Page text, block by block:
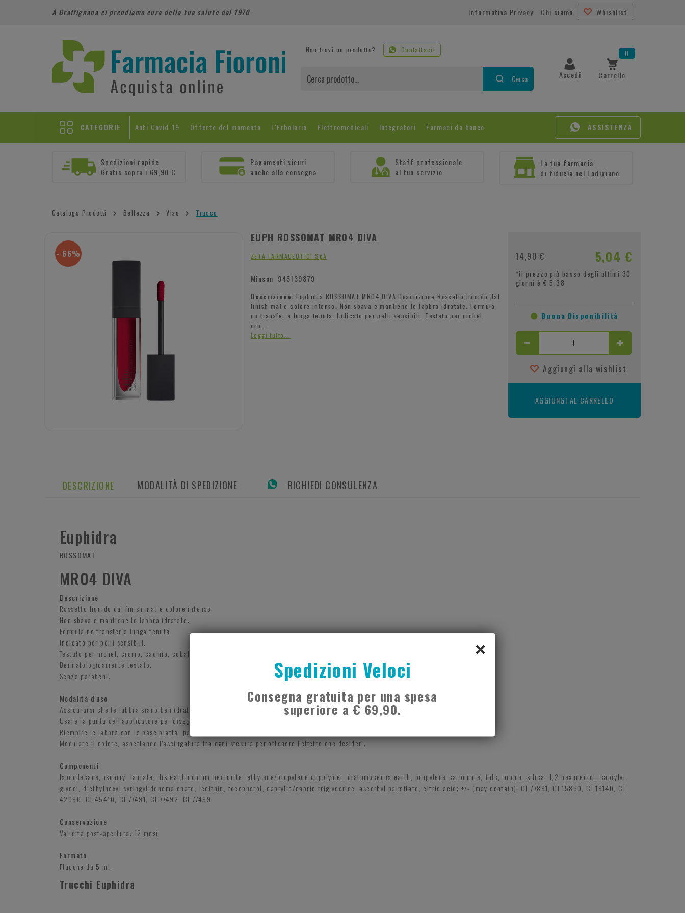
A Graffignana ci prendiamo cura della tua salute dal 1970 Informativa Privacy Chi siamo Whishlist
Non trovi un prodotto? Contattaci!
Cerca Accedi Carrello
0
CATEGORIE Anti Covid-19 Offerte del momento L'Erbolario Elettromedicali Integratori Farmaci da banco ASSISTENZA
Spedizioni rapide
Gratis sopra i 69,90 €
Pagamenti sicuri
anche alla consegna
Staff professionale
al tuo servizio
La tua farmacia
di fiducia nel Lodigiano
Catalogo Prodotti Bellezza Viso Trucco
- 66%
EUPH ROSSOMAT MR04 DIVA
ZETA FARMACEUTICI SpA
Minsan 945139879
Descrizione: Euphidra ROSSOMAT MR04 DIVA Descrizione Rossetto liquido dal
finish mat e colore intenso. Non sbava e mantiene le labbra idratate. Formula
no transfer a lunga tenuta. Indicato per pelli sensibili. Testato per nichel,
cro...
Leggi tutto...
14,90 € 5,04 €
*il prezzo più basso degli ultimi 30
giorni è € 5,38
Buona Disponibilità
Aggiungi alla wishlist
AGGIUNGI AL CARRELLO
DESCRIZIONE MODALITÀ DI SPEDIZIONE RICHIEDI CONSULENZA
Euphidra
ROSSOMAT
MR04 DIVA
Descrizione
Rossetto liquido dal finish mat e colore intenso.
Non sbava e mantiene le labbra idratate.
Formula no transfer a lunga tenuta.
Indicato per pelli sensibili.
Testato per nichel, cromo, cadmio, cobalto, arsenico, antimonio e piombo.
Dermatologicamente testato.
Senza parabeni.
Modalità d'uso
Assicurarsi che le labbra siano ben idratate ma asciutte.
Usare la punta dell'applicatore per disegnare la linea delle labbra e definire bene il volume.
Riempire le labbra con la base piatta, partendo dal centro fino agli angoli della bocca.
Modulare il colore, aspettando l'asciugatura tra ogni stesura per ottenere l'effetto che desideri.
Componenti
Isododecane, isoamyl laurate, disteardimonium hectorite, ethylene/propylene copolymer, diatomaceous earth, propylene carbonate, talc, aroma, silica, 1,2-hexanediol, caprylyl
glycol, diethylhexyl syringylidenemalonate, lecithin, tocopherol, caprylic/capric triglyceride, ascorbyl palmitate, citric acid; +/- (may contain): CI 77891, CI 15850, CI 19140, CI
42090, CI 45410, CI 77491, CI 77492, CI 77499.
Conservazione
Validità post-apertura: 12 mesi.
Formato
Flacone da 5 ml.
Trucchi Euphidra
Spedizioni Veloci
Consegna gratuita per una spesa
superiore a € 69,90.